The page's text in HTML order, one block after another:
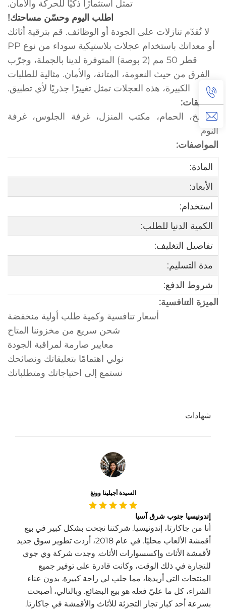
تمثل استثمارًا ذكيًا للحركة والأمان.
اطلب اليوم وحسّن مساحتك!
لا تُقدّم تنازلات على الجودة أو الوظائف. قم بترقية أثاثك
أو معداتك باستخدام عجلات بلاستيكية سوداء من نوع PP
قطر 50 مم (2 بوصة) المتوفرة لدينا بالجملة، وجرّب
الفرق من حيث النعومة، المتانة، والأمان. مثالية للطلبات
الكبيرة، هذه العجلات تمثل تغييرًا جذريًا لأي تطبيق.
التطبيقات:
المطبخ، الحمام، مكتب المنزل، غرفة الجلوس، غرفة
النوم
المواصفات:
المادة:
الأبعاد:
استخدام:
الكمية الدنيا للطلب:
تفاصيل التغليف:
مدة التسليم:
شروط الدفع:
الميزة التنافسية:
أسعار تنافسية وكمية طلب أولية منخفضة
شحن سريع من مخزوننا المتاح
معايير صارمة لمراقبة الجودة
نولي اهتمامًا بتعليقاتك ونصائحك
نستمع إلى احتياجاتك ومتطلباتك
شهادات
السيدة أجيلينا وونغ
إندونيسيا جنوب شرق آسيا
أنا من جاكارتا، إندونيسيا. شركتنا نجحت بشكل كبير في بيع
أقمشة الألعاب محليًا. في عام 2018، أردت تطوير سوق جديد
لأقمشة الأثاث وإكسسوارات الأثاث. وجدت شركة وي جوي
للتجارة في ذلك الوقت، وكانت قادرة على توفير جميع
المنتجات التي أريدها، مما جلب لي راحة كبيرة. بدون عناء
الشراء، كل ما عليّ فعله هو بيع البضائع. وبالتالي، أصبحت
بسرعة أحد كبار تجار التجزئة للأثاث والأقمشة في جاكارتا.